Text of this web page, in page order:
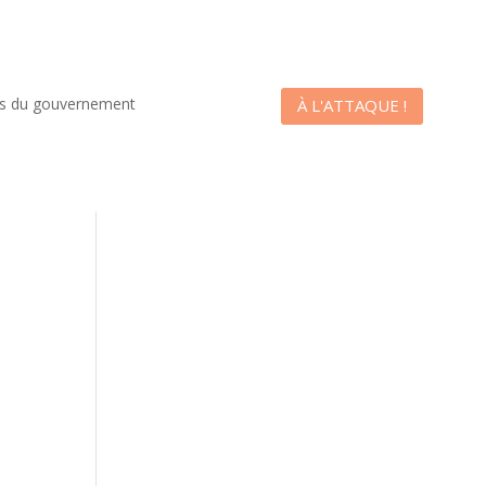
du gouvernement À L'ATTAQUE !